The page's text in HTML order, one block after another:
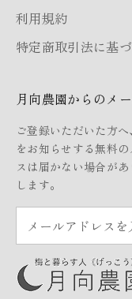
利用規約
特定商取引法に基
月向農園からのメ
ご登録いただいた方
をお知らせする無料
スは届かない場合が
します。